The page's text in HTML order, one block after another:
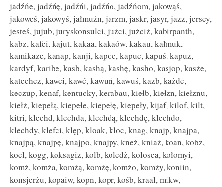
jadźńe, jadźńę, jadźńi, jadźńo, jadźńom, jakowąś,
jakoweś, jakowyś, jałmużn, jarzm, jaskr, jasyr, jazz, jersey,
jesteś, jujub, juryskonsulci, jużci, jużciż, kabirpanth,
kabz, kafei, kajut, kakaa, kakaów, kakau, kałmuk,
kamikaze, kanap, kanji, kapoc, kapuc, kapuś, kapuz,
kardyf, karibe, kasb, kashą, kashę, kasho, kasjop, kasże,
katechez, kawci, kawć, kawuń, kawuś, kazb, każde,
keczup, kenaf, kentucky, kerabau, kiełb, kiełzn, kiełznu,
kiełż, kiepełą, kiepełe, kiepełę, kiepeły, kijaf, kilof, kilt,
kitri, klechd, klechda, klechdą, klechdę, klechdo,
klechdy, klefci, klęp, kloak, kloc, knag, knajp, knajpa,
knajpą, knajpę, knajpo, knajpy, kneź, kniaź, koan, kobz,
koel, kogg, koksagiz, kolb, koledż, kolosea, kołomyi,
komż, komża, komżą, komżę, komżo, komży, koniin,
konsjerżu, kopaiw, kopn, kopr, kośb, kraal, mikw,